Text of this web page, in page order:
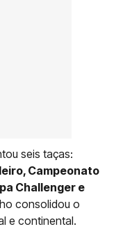
seis taças:
Campeonato
Challenger e
consolidou o
e continental.